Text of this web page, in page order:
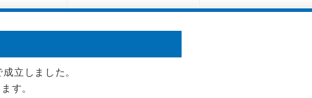
立しました。
す。